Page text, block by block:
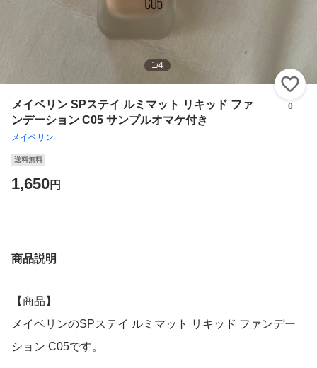
1/4
メイベリン SPステイ ルミマット リキッド ファ
ンデーション C05 サンプルオマケ付き
メイベリン
0
送料無料
1,650円
商品説明
【商品】
メイベリンのSPステイ ルミマット リキッド ファンデー
ション C05です。